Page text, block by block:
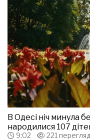
В Одесі ніч минула
народилися 107
9:02 221